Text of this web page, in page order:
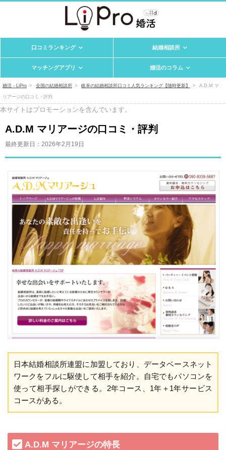
口コミランキング 結婚相談所
マッチングアプリ 婚活のコラム
婚活 - LiPro 全国の結婚相談所 岐阜の結婚相談所口コミ人気ランキング【随時更新】 A.D.M マ
リアージの口コミ・評判
本サイトはプロモーションを含んでいます。
A.D.M マリアージの口コミ・評判
最終更新日： 2026年2月19日
日本結婚相談所連盟に加盟しており、データベースネット
ワークをフルに駆使して相手を紹介。自宅でもパソコンを
使って相手探しができる。2年コース、1年＋1年サービス
コースがある。
A.D.M マリアージの特長